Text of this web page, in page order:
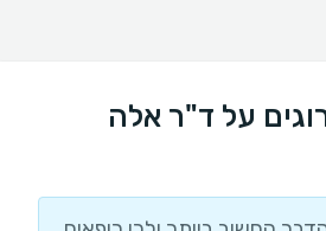
על ד"ר אלה